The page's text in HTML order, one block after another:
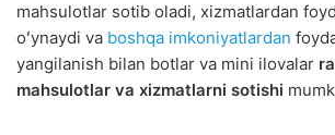
mahsulotlar sotib oladi, xizmatlardan
oʻynaydi va boshqa imkoniyatlardan
yangilanish bilan botlar va mini ilovalar
mahsulotlar va xizmatlarni sotishi